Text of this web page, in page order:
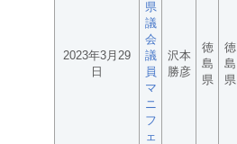
2023年3月29
日
県
議
会
議
員
マ
ニ
フ
ェ
沢本
勝彦
徳
島
県
徳
島
県